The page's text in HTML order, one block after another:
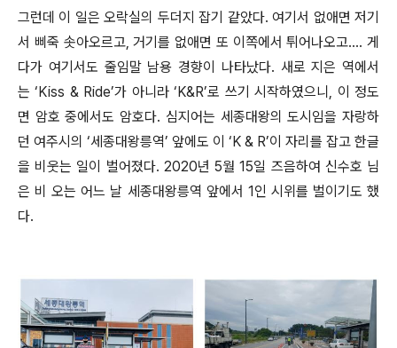
그런데 이 일은 오락실의 두더지 잡기 같았다. 여기서 없애면 저기
서 삐죽 솟아오르고, 거기를 없애면 또 이쪽에서 튀어나오고…. 게
다가 여기서도 줄임말 남용 경향이 나타났다. 새로 지은 역에서
는 ‘Kiss & Ride’가 아니라 ‘K&R’로 쓰기 시작하였으니, 이 정도
면 암호 중에서도 암호다. 심지어는 세종대왕의 도시임을 자랑하
던 여주시의 ‘세종대왕릉역’ 앞에도 이 ‘K & R’이 자리를 잡고 한글
을 비웃는 일이 벌어졌다. 2020년 5월 15일 즈음하여 신수호 님
은 비 오는 어느 날 세종대왕릉역 앞에서 1인 시위를 벌이기도 했
다.